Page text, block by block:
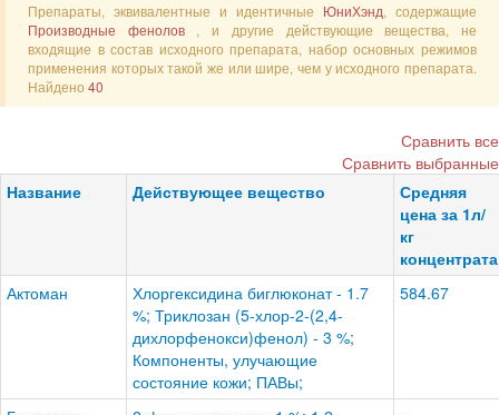
Препараты, эквивалентные и идентичные ЮниХэнд, содержащие
Производные фенолов, и другие действующие вещества, не
входящие в состав исходного препарата, набор основных режимов
применения которых такой же или шире, чем у исходного препарата.
Найдено 40
Сравнить все
Сравнить выбранные
Название
Действующее вещество
Средняя
цена за 1л/
кг
концентрата
Актоман
Хлоргексидина биглюконат - 1.7
%; Триклозан (5-хлор-2-(2,4-
дихлорфенокси)фенол) - 3 %;
Компоненты, улучающие
состояние кожи; ПАВы;
584.67